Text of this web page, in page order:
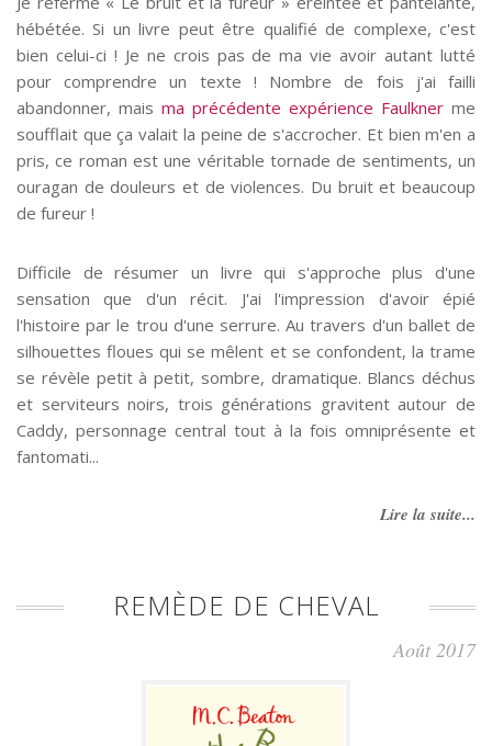
hébétée. Si un livre peut être qualifié de complexe, c'est
bien celui-ci ! Je ne crois pas de ma vie avoir autant lutté
pour comprendre un texte ! Nombre de fois j'ai failli
abandonner, mais ma précédente expérience Faulkner me
soufflait que ça valait la peine de s'accrocher. Et bien m'en a
pris, ce roman est une véritable tornade de sentiments, un
ouragan de douleurs et de violences. Du bruit et beaucoup
de fureur !
Difficile de résumer un livre qui s'approche plus d'une
sensation que d'un récit. J'ai l'impression d'avoir épié
l'histoire par le trou d'une serrure. Au travers d'un ballet de
silhouettes floues qui se mêlent et se confondent, la trame
se révèle petit à petit, sombre, dramatique. Blancs déchus
et serviteurs noirs, trois générations gravitent autour de
Caddy, personnage central tout à la fois omniprésente et
fantomati...
Lire la suite...
REMÈDE DE CHEVAL
Août 2017